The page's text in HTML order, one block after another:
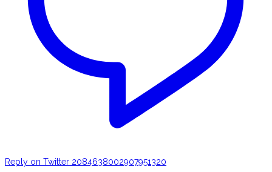
Reply on Twitter 2084638002907951320